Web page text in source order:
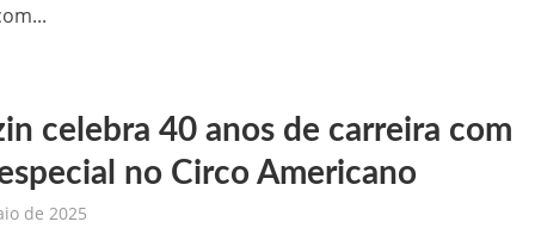
celebra 40 anos de carreira com
no Circo Americano
de 2025